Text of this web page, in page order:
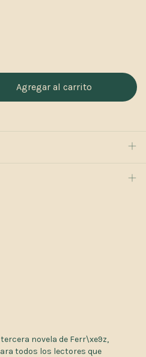
novela de Ferr\xe9z,
todos los lectores que